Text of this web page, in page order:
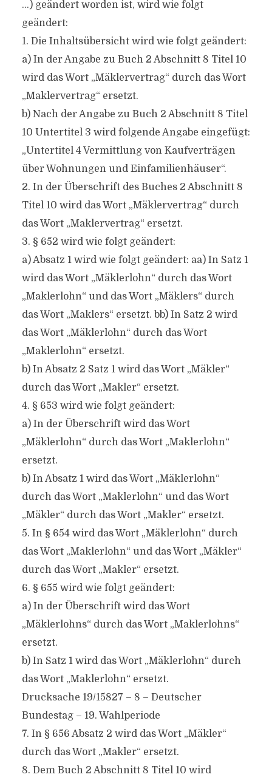
…) geändert worden ist, wird wie folgt
geändert:
1. Die Inhaltsübersicht wird wie folgt geändert:
a) In der Angabe zu Buch 2 Abschnitt 8 Titel 10
wird das Wort „Mäklervertrag“ durch das Wort
„Maklervertrag“ ersetzt.
b) Nach der Angabe zu Buch 2 Abschnitt 8 Titel
10 Untertitel 3 wird folgende Angabe eingefügt:
„Untertitel 4 Vermittlung von Kaufverträgen
über Wohnungen und Einfamilienhäuser“.
2. In der Überschrift des Buches 2 Abschnitt 8
Titel 10 wird das Wort „Mäklervertrag“ durch
das Wort „Maklervertrag“ ersetzt.
3. § 652 wird wie folgt geändert:
a) Absatz 1 wird wie folgt geändert: aa) In Satz 1
wird das Wort „Mäklerlohn“ durch das Wort
„Maklerlohn“ und das Wort „Mäklers“ durch
das Wort „Maklers“ ersetzt. bb) In Satz 2 wird
das Wort „Mäklerlohn“ durch das Wort
„Maklerlohn“ ersetzt.
b) In Absatz 2 Satz 1 wird das Wort „Mäkler“
durch das Wort „Makler“ ersetzt.
4. § 653 wird wie folgt geändert:
a) In der Überschrift wird das Wort
„Mäklerlohn“ durch das Wort „Maklerlohn“
ersetzt.
b) In Absatz 1 wird das Wort „Mäklerlohn“
durch das Wort „Maklerlohn“ und das Wort
„Mäkler“ durch das Wort „Makler“ ersetzt.
5. In § 654 wird das Wort „Mäklerlohn“ durch
das Wort „Maklerlohn“ und das Wort „Mäkler“
durch das Wort „Makler“ ersetzt.
6. § 655 wird wie folgt geändert:
a) In der Überschrift wird das Wort
„Mäklerlohns“ durch das Wort „Maklerlohns“
ersetzt.
b) In Satz 1 wird das Wort „Mäklerlohn“ durch
das Wort „Maklerlohn“ ersetzt.
Drucksache 19/15827 – 8 – Deutscher
Bundestag – 19. Wahlperiode
7. In § 656 Absatz 2 wird das Wort „Mäkler“
durch das Wort „Makler“ ersetzt.
8. Dem Buch 2 Abschnitt 8 Titel 10 wird